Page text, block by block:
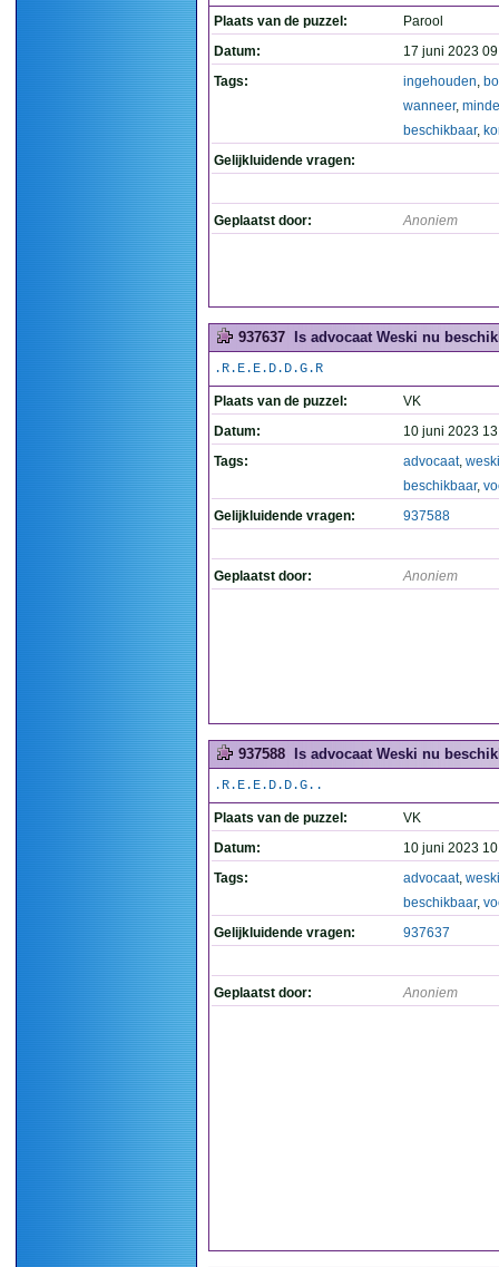
Plaats van de puzzel:
Parool
Datum:
17 juni 2023
Tags:
ingehouden,
wanneer,
beschikbaar,
Gelijkluidende vragen:
Geplaatst door: Anoniem
937637 Is advocaat Weski nu
.R.E.E.D.D.G.R
Plaats van de puzzel:
VK
Datum:
10 juni 2023
Tags:
advocaat, weski
beschikbaar,
Gelijkluidende vragen:
937588
Geplaatst door: Anoniem
937588 Is advocaat Weski nu
.R.E.E.D.D.G..
Plaats van de puzzel:
VK
Datum:
10 juni 2023
Tags:
advocaat, weski
beschikbaar,
Gelijkluidende vragen:
937637
Geplaatst door: Anoniem